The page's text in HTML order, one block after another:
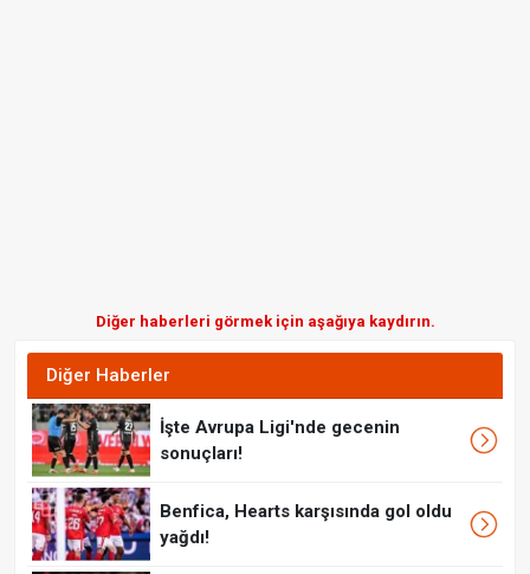
Diğer haberleri görmek için aşağıya kaydırın.
Diğer Haberler
İşte Avrupa Ligi'nde gecenin
sonuçları!
Benfica, Hearts karşısında gol oldu
yağdı!